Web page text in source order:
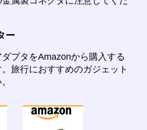
ー
プタをAmazonから購入する
旅行におすすめのガジェット